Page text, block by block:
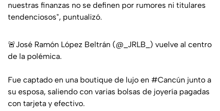
nuestras finanzas no se definen por rumores ni titulares
tendenciosos", puntualizó.
🚨José Ramón López Beltrán (@_JRLB_ ) vuelve al centro
de la polémica.
Fue captado en una boutique de lujo en #Cancún junto a
su esposa, saliendo con varias bolsas de joyería pagadas
con tarjeta y efectivo.